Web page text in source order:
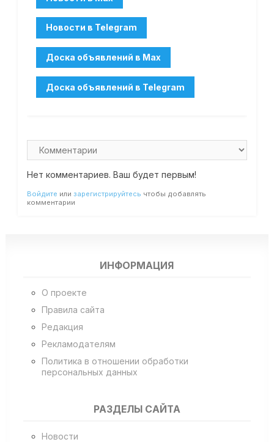
Нет комментариев. Ваш будет первым!
Войдите или зарегистрируйтесь чтобы добавлять
комментарии
ИНФОРМАЦИЯ
О проекте
Правила сайта
Редакция
Рекламодателям
Политика в отношении обработки
персональных данных
РАЗДЕЛЫ САЙТА
Новости